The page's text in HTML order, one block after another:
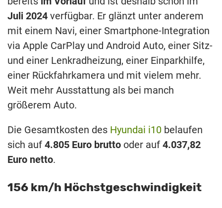
Juli 2024 verfügbar. Er glänzt unter anderem
mit einem Navi, einer Smartphone-Integration
via Apple CarPlay und Android Auto, einer Sitz-
und einer Lenkradheizung, einer Einparkhilfe,
einer Rückfahrkamera und mit vielem mehr.
Weit mehr Ausstattung als bei manch
größerem Auto.
Die Gesamtkosten des Hyundai i10 belaufen
sich auf 4.805 Euro brutto oder auf 4.037,82
Euro netto.
156 km/h Höchstgeschwindigkeit